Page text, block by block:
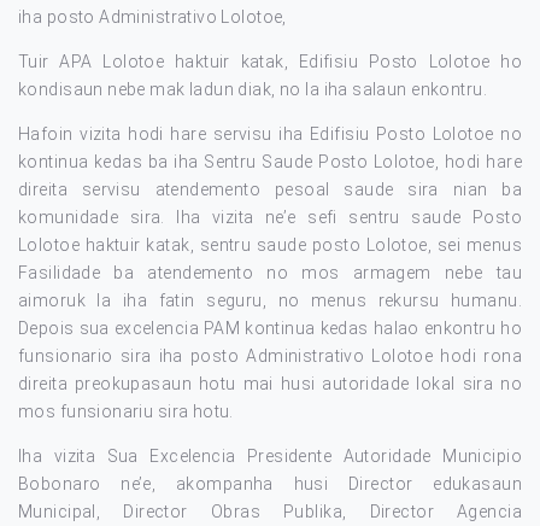
iha posto Administrativo Lolotoe,
Tuir APA Lolotoe haktuir katak, Edifisiu Posto Lolotoe ho
kondisaun nebe mak ladun diak, no la iha salaun enkontru.
Hafoin vizita hodi hare servisu iha Edifisiu Posto Lolotoe no
kontinua kedas ba iha Sentru Saude Posto Lolotoe, hodi hare
direita servisu atendemento pesoal saude sira nian ba
komunidade sira. Iha vizita ne’e sefi sentru saude Posto
Lolotoe haktuir katak, sentru saude posto Lolotoe, sei menus
Fasilidade ba atendemento no mos armagem nebe tau
aimoruk la iha fatin seguru, no menus rekursu humanu.
Depois sua excelencia PAM kontinua kedas halao enkontru ho
funsionario sira iha posto Administrativo Lolotoe hodi rona
direita preokupasaun hotu mai husi autoridade lokal sira no
mos funsionariu sira hotu.
Iha vizita Sua Excelencia Presidente Autoridade Municipio
Bobonaro ne’e, akompanha husi Director edukasaun
Municipal, Director Obras Publika, Director Agencia